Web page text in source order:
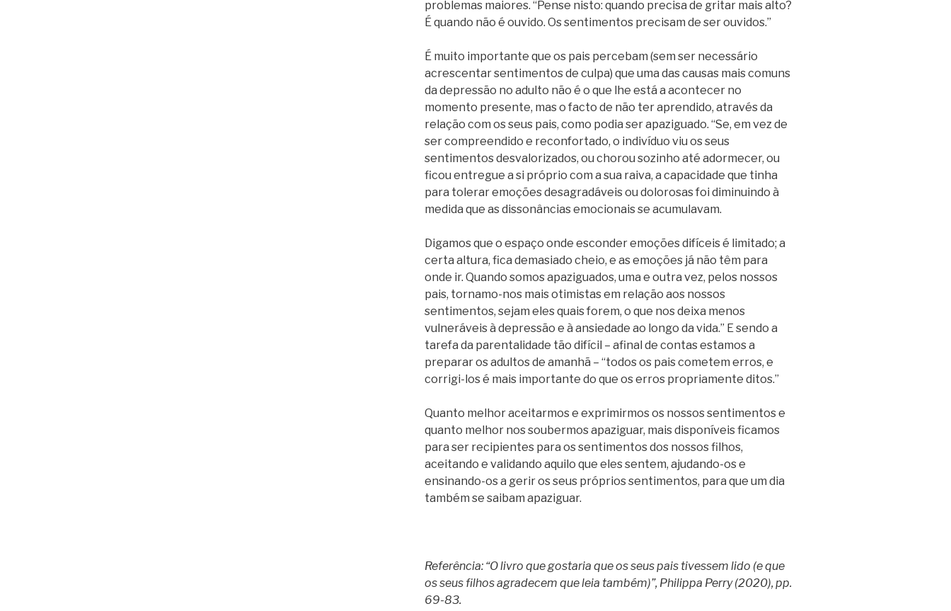
problemas maiores. “Pense nisto: quando precisa de gritar mais alto?
É quando não é ouvido. Os sentimentos precisam de ser ouvidos.”
É muito importante que os pais percebam (sem ser necessário
acrescentar sentimentos de culpa) que uma das causas mais comuns
da depressão no adulto não é o que lhe está a acontecer no
momento presente, mas o facto de não ter aprendido, através da
relação com os seus pais, como podia ser apaziguado. “Se, em vez de
ser compreendido e reconfortado, o indivíduo viu os seus
sentimentos desvalorizados, ou chorou sozinho até adormecer, ou
ficou entregue a si próprio com a sua raiva, a capacidade que tinha
para tolerar emoções desagradáveis ou dolorosas foi diminuindo à
medida que as dissonâncias emocionais se acumulavam.
Digamos que o espaço onde esconder emoções difíceis é limitado; a
certa altura, fica demasiado cheio, e as emoções já não têm para
onde ir. Quando somos apaziguados, uma e outra vez, pelos nossos
pais, tornamo-nos mais otimistas em relação aos nossos
sentimentos, sejam eles quais forem, o que nos deixa menos
vulneráveis à depressão e à ansiedade ao longo da vida.” E sendo a
tarefa da parentalidade tão difícil – afinal de contas estamos a
preparar os adultos de amanhã – “todos os pais cometem erros, e
corrigi-los é mais importante do que os erros propriamente ditos.”
Quanto melhor aceitarmos e exprimirmos os nossos sentimentos e
quanto melhor nos soubermos apaziguar, mais disponíveis ficamos
para ser recipientes para os sentimentos dos nossos filhos,
aceitando e validando aquilo que eles sentem, ajudando-os e
ensinando-os a gerir os seus próprios sentimentos, para que um dia
também se saibam apaziguar.
Referência: “O livro que gostaria que os seus pais tivessem lido (e que
os seus filhos agradecem que leia também)”, Philippa Perry (2020), pp.
69-83.